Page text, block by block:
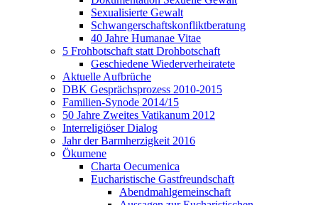
Sexualisierte Gewalt
Schwangerschaftskonfliktberatung
40 Jahre Humanae Vitae
5 Frohbotschaft statt Drohbotschaft
Geschiedene Wiederverheiratete
Aktuelle Aufbrüche
DBK Gesprächsprozess 2010-2015
Familien-Synode 2014/15
50 Jahre Zweites Vatikanum 2012
Interreligiöser Dialog
Jahr der Barmherzigkeit 2016
Ökumene
Charta Oecumenica
Eucharistische Gastfreundschaft
Abendmahlgemeinschaft